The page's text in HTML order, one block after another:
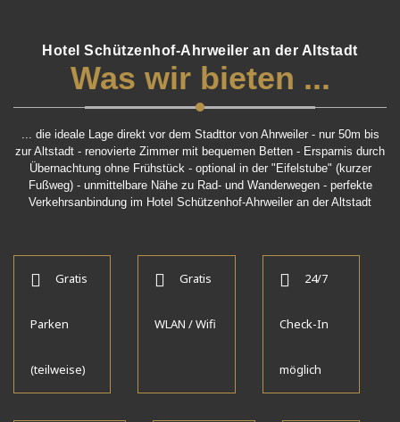
Hotel Schützenhof-Ahrweiler an der Altstadt
Was wir bieten ...
... die ideale Lage direkt vor dem Stadttor von Ahrweiler - nur 50m bis
zur Altstadt - renovierte Zimmer mit bequemen Betten - Ersparnis durch
Übernachtung ohne Frühstück - optional in der "Eifelstube" (kurzer
Fußweg) - unmittelbare Nähe zu Rad- und Wanderwegen - perfekte
Verkehrsanbindung im Hotel Schützenhof-Ahrweiler an der Altstadt
Gratis
Parken
(teilweise)
Gratis
WLAN / Wifi
24/7
Check-In
möglich